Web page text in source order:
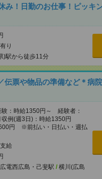
み！日勤のお仕事！ピッキ
り
)駅から徒歩11分
伝票や物品の準備など＊病
験：時給1350円～ 経験者：
例(週3日)：時給1350円
円 ※前払い・日払い・週払
給
広電西広島・己斐駅 / 横川(広島